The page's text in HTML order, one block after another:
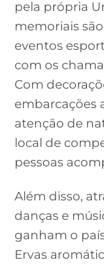
pela própria
memoriais
eventos
com os
Com
embarcações
atenção de
local de
pessoas
Além disso,
danças e
ganham o
Ervas